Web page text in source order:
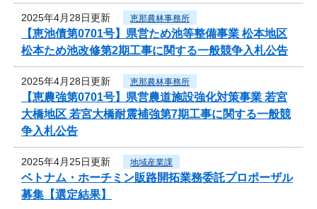
2025年4月28日更新 恵那農林事務所
【恵池債第0701号】県営ため池等整備事業 松本地区
松本ため池改修第2期工事に関する一般競争入札公告
2025年4月28日更新 恵那農林事務所
【恵農強第0701号】県営農道施設強化対策事業 若宮
大橋地区 若宮大橋耐震補強第7期工事に関する一般競
争入札公告
2025年4月25日更新 地域産業課
ベトナム・ホーチミン販路開拓業務委託プロポーザル
募集【選定結果】